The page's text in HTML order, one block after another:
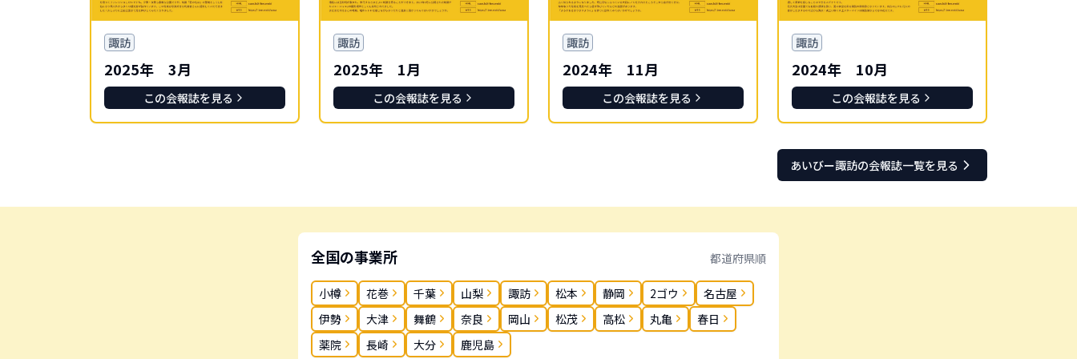
諏訪
2025年 3月
この会報誌を見る
諏訪
2025年 1月
この会報誌を見る
諏訪
2024年 11月
この会報誌を見る
諏訪
2024年 10月
この会報誌を見る
あいびー諏訪の会報誌一覧を見る
全国の事業所 都道府県順
小樽 花巻 千葉 山梨 諏訪 松本 静岡 2ゴウ
名古屋
伊勢
大津 舞鶴 奈良 岡山 松茂 高松 丸亀
春日
薬院
長崎 大分 鹿児島